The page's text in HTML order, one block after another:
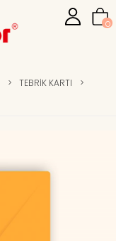
0
> TEBRİK KARTI
>